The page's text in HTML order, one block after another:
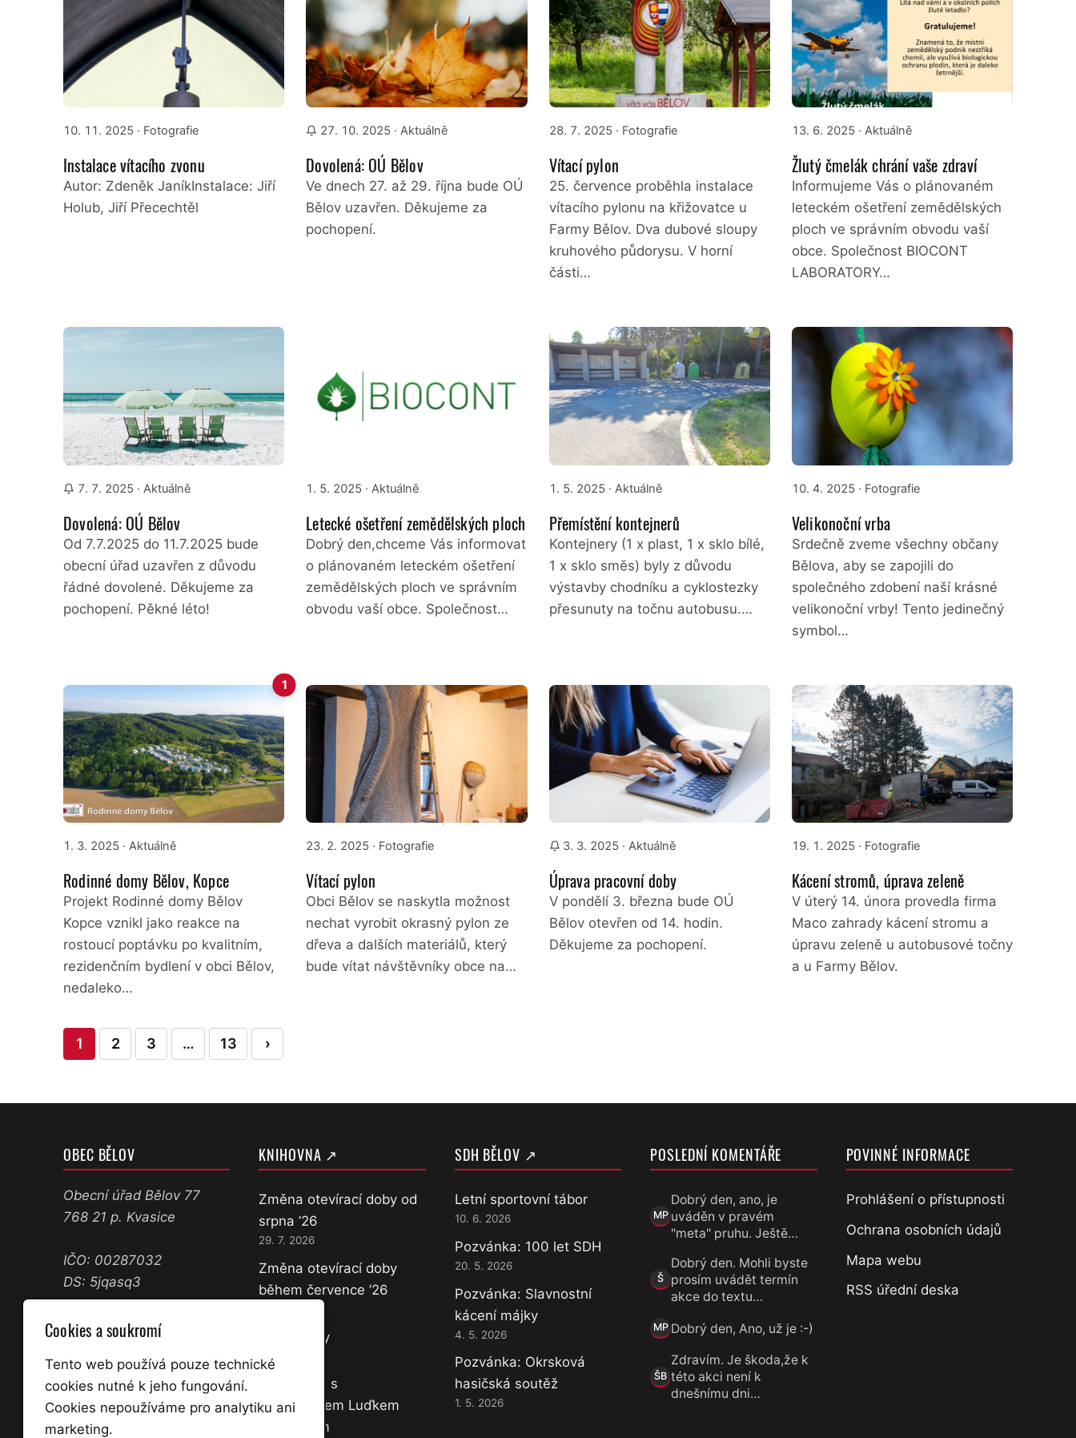
10. 11. 2025 · Fotografie
Instalace vítacího zvonu
Autor: Zdeněk JaníkInstalace: Jiří
Holub, Jiří Přecechtěl
27. 10. 2025· Aktuálně
Dovolená: OÚ Bělov
Ve dnech 27. až 29. října bude OÚ
Bělov uzavřen. Děkujeme za
pochopení.
28. 7. 2025· Fotografie
Vítací pylon
25. července proběhla instalace
vítacího pylonu na křižovatce u
Farmy Bělov. Dva dubové sloupy
kruhového půdorysu. V horní
části…
13. 6. 2025· Aktuálně
Žlutý čmelák chrání vaše zdraví
Informujeme Vás o plánovaném
leteckém ošetření zemědělských
ploch ve správním obvodu vaší
obce. Společnost BIOCONT
LABORATORY…
7. 7. 2025· Aktuálně
Dovolená: OÚ Bělov
Od 7.7.2025 do 11.7.2025 bude
obecní úřad uzavřen z důvodu
řádné dovolené. Děkujeme za
pochopení. Pěkné léto!
1. 5. 2025 · Aktuálně
Letecké ošetření zemědělských ploch
Dobrý den,chceme Vás informovat
o plánovaném leteckém ošetření
zemědělských ploch ve správním
obvodu vaší obce. Společnost…
1. 5. 2025· Aktuálně
Přemístění kontejnerů
Kontejnery (1 x plast, 1 x sklo bílé,
1 x sklo směs) byly z důvodu
výstavby chodníku a cyklostezky
přesunuty na točnu autobusu.…
10. 4. 2025· Fotografie
Velikonoční vrba
Srdečně zveme všechny občany
Bělova, aby se zapojili do
společného zdobení naší krásné
velikonoční vrby! Tento jedinečný
symbol…
1
1. 3. 2025 · Aktuálně
Rodinné domy Bělov, Kopce
Projekt Rodinné domy Bělov
Kopce vznikl jako reakce na
rostoucí poptávku po kvalitním,
rezidenčním bydlení v obci Bělov,
nedaleko…
23. 2. 2025 · Fotografie
Vítací pylon
Obci Bělov se naskytla možnost
nechat vyrobit okrasný pylon ze
dřeva a dalších materiálů, který
bude vítat návštěvníky obce na…
3. 3. 2025 · Aktuálně
Úprava pracovní doby
V pondělí 3. března bude OÚ
Bělov otevřen od 14. hodin.
Děkujeme za pochopení.
19. 1. 2025· Fotografie
Kácení stromů, úprava zeleně
V úterý 14. února provedla firma
Maco zahrady kácení stromu a
úpravu zeleně u autobusové točny
a u Farmy Bělov.
Stránkování
1 2 3 … 13 ›
OBEC BĚLOV
Obecní úřad Bělov 77
768 21 p. Kvasice
IČO: 00287032
DS: 5jqasq3
602 645 361
ucetni@belov.cz
starosta@belov.cz
Úřední hodiny:
KNIHOVNA ↗
Změna otevírací doby od
srpna ’26
29. 7. 2026
Změna otevírací doby
během července ’26
Nové knihy
18. 3. 2026
Přednáška s
dobrodruhem Luďkem
Kocourkem
SDH BĚLOV ↗
Letní sportovní tábor
10. 6. 2026
Pozvánka: 100 let SDH
20. 5. 2026
Pozvánka: Slavnostní
kácení májky
4. 5. 2026
Pozvánka: Okrsková
hasičská soutěž
1. 5. 2026
POSLEDNÍ KOMENTÁŘE
MP
Marek Přecechtěl
Dobrý den, ano, je
uváděn v pravém
"meta" pruhu. Ještě…
Š
Šárka
Dobrý den. Mohli byste
prosím uvádět termín
akce do textu…
MP
Marek Přecechtěl
Dobrý den, Ano, už je :-)
ŠB
Šárka B.
Zdravím. Je škoda,že k
této akci není k
dnešnímu dni…
POVINNÉ INFORMACE
Prohlášení o přístupnosti
Ochrana osobních údajů
Mapa webu
RSS úřední deska
Cookies a soukromí
Tento web používá pouze technické
cookies nutné k jeho fungování.
Cookies nepoužíváme pro analytiku ani
marketing.